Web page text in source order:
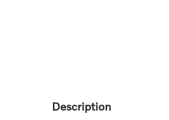
Description